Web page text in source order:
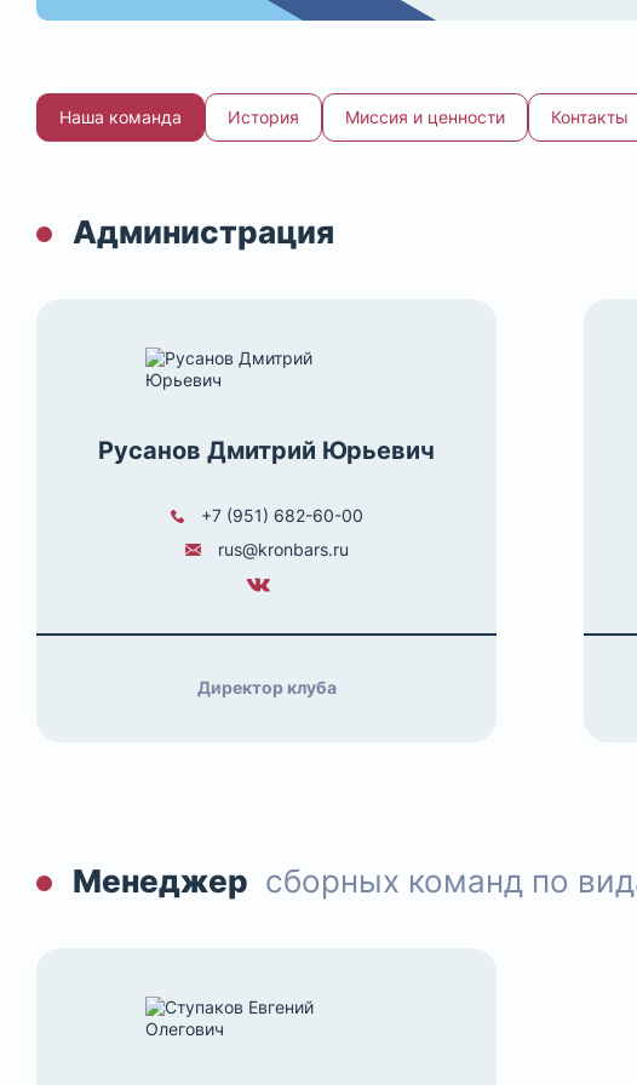
Наша команда История Миссия и ценности Контакты
Администрация
Русанов Дмитрий Юрьевич
+7 (951) 682-60-00
rus@kronbars.ru
Директор клуба
Менеджер сборных команд по